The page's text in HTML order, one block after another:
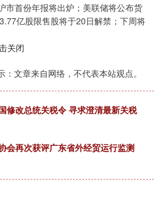
市首份年报将出炉；美联储将公布货
亿股限售股将于20日解禁；下周将
关闭
：文章来自网络，不代表本站观点。
修改总统关税令 寻求澄清最新关税
会再次获评广东省外经贸运行监测